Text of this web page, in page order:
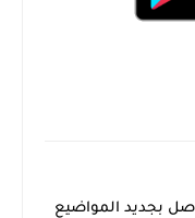
بجديد المواضيع